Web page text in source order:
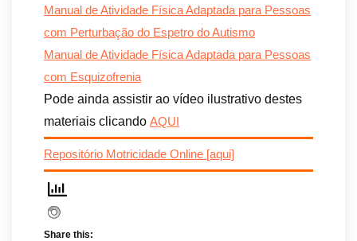
Manual de Atividade Física Adaptada para Pessoas
com Perturbação do Espetro do Autismo
Manual de Atividade Física Adaptada para Pessoas
com Esquizofrenia
Pode ainda assistir ao vídeo ilustrativo destes
materiais clicando AQUI
Repositório Motricidade Online [aqui]
Share this: